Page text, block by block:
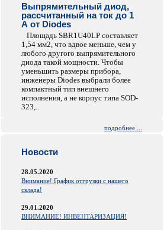
Выпрямительный диод,
рассчитанный на ток до 1
А от Diodes
Площадь SBR1U40LP составляет
1,54 мм2, что вдвое меньше, чем у
любого другого выпрямительного
диода такой мощности. Чтобы
уменьшить размеры прибора,
инженеры Diodes выбрали более
компактный тип внешнего
исполнения, а не корпус типа SOD-
323,...
подробнее ...
Новости
28.05.2020
Внимание! График отгрузки с нашего
склада!
29.01.2020
ВНИМАНИЕ! ИНВЕНТАРИЗАЦИЯ!